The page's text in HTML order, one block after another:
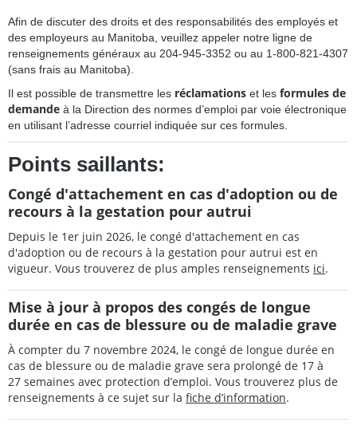
Afin de discuter des droits et des responsabilités des employés et
des employeurs au Manitoba, veuillez appeler notre ligne de
renseignements généraux au 204-945-3352 ou au 1-800-821-4307
(sans frais au Manitoba).
Il est possible de transmettre les réclamations et les formules de
demande à la Direction des normes d’emploi par voie électronique
en utilisant l’adresse courriel indiquée sur ces formules.
Points saillants:
Congé d'attachement en cas d'adoption ou de
recours à la gestation pour autrui
Depuis le 1er juin 2026, le congé d'attachement en cas
d'adoption ou de recours à la gestation pour autrui est en
vigueur. Vous trouverez de plus amples renseignements ici.
Mise à jour à propos des congés de longue
durée en cas de blessure ou de maladie grave
À compter du 7 novembre 2024, le congé de longue durée en
cas de blessure ou de maladie grave sera prolongé de 17 à
27 semaines avec protection d’emploi. Vous trouverez plus de
renseignements à ce sujet sur la fiche d’information.